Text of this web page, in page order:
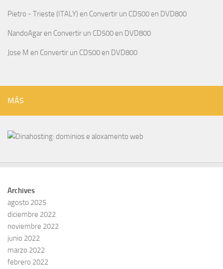
Pietro - Trieste (ITALY) en Convertir un CD500 en DVD800
NandoAgar en Convertir un CD500 en DVD800
Jose M en Convertir un CD500 en DVD800
MÁS
Archives
agosto 2025
diciembre 2022
noviembre 2022
junio 2022
marzo 2022
febrero 2022